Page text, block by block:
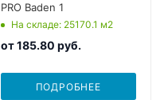
PRO Baden 1
На складе: 25170.1 м2
от185.80 руб.
ПОДРОБНЕЕ